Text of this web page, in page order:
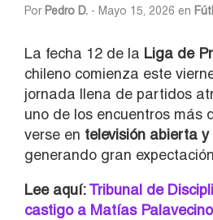
Por Pedro D. - Mayo 15, 2026 en
La fecha 12 de la Liga de
chileno comienza este
jornada llena de partidos
uno de los encuentros más
verse en televisión abierta
generando gran
Lee aquí:Tribunal de
castigo a Matías